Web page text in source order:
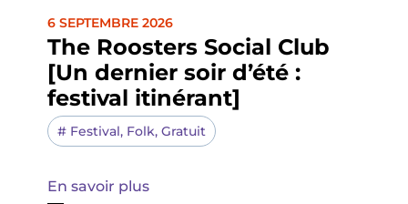
6 SEPTEMBRE 2026
The Roosters Social Club
[Un dernier soir d’été :
festival itinérant]
# Festival, Folk, Gratuit
En savoir plus